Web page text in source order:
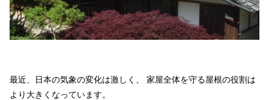
最近、日本の気象の変化は激しく、 家屋全体を守る屋根の役割は
より大きくなっています。